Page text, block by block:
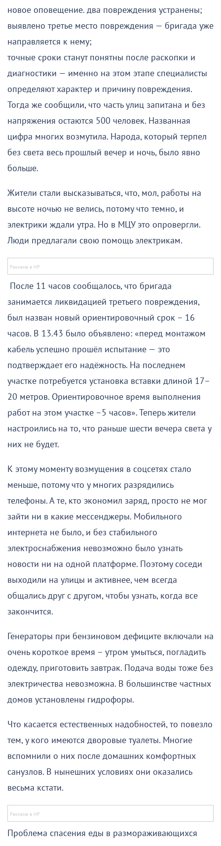
новое оповещение. два повреждения устранены;
выявлено третье место повреждения — бригада уже
направляется к нему;
точные сроки станут понятны после раскопки и
диагностики — именно на этом этапе специалисты
определяют характер и причину повреждения.
Тогда же сообщили, что часть улиц запитана и без
напряжения остаются 500 человек. Названная
цифра многих возмутила. Народа, который терпел
без света весь прошлый вечер и ночь, было явно
больше.
Жители стали высказываться, что, мол, работы на
высоте ночью не велись, потому что темно, и
электрики ждали утра. Но в МЦУ это опровергли.
Люди предлагали свою помощь электрикам.
После 11 часов сообщалось, что бригада
занимается ликвидацией третьего повреждения,
был назван новый ориентировочный срок – 16
часов. В 13.43 было объявлено: «перед монтажом
кабель успешно прошёл испытание — это
подтверждает его надёжность. На последнем
участке потребуется установка вставки длиной 17–
20 метров. Ориентировочное время выполнения
работ на этом участке –5 часов». Теперь жители
настроились на то, что раньше шести вечера света у
них не будет.
К этому моменту возмущения в соцсетях стало
меньше, потому что у многих разрядились
телефоны. А те, кто экономил заряд, просто не мог
зайти ни в какие мессенджеры. Мобильного
интернета не было, и без стабильного
электроснабжения невозможно было узнать
новости ни на одной платформе. Поэтому соседи
выходили на улицы и активнее, чем всегда
общались друг с другом, чтобы узнать, когда все
закончится.
Генераторы при бензиновом дефиците включали на
очень короткое время – утром умыться, погладить
одежду, приготовить завтрак. Подача воды тоже без
электричества невозможна. В большинстве частных
домов установлены гидрофоры.
Что касается естественных надобностей, то повезло
тем, у кого имеются дворовые туалеты. Многие
вспомнили о них после домашних комфортных
санузлов. В нынешних условиях они оказались
весьма кстати.
Проблема спасения еды в размораживающихся